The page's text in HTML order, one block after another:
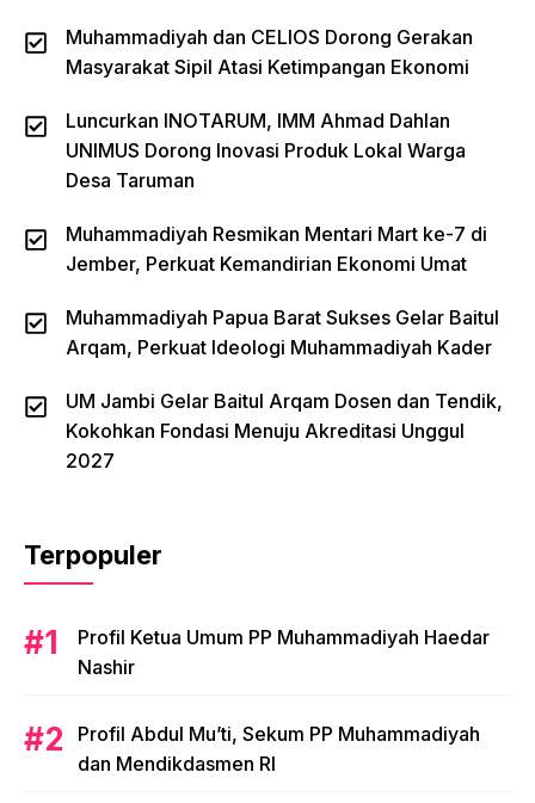
Muhammadiyah dan CELIOS Dorong Gerakan
Masyarakat Sipil Atasi Ketimpangan Ekonomi
Luncurkan INOTARUM, IMM Ahmad Dahlan
UNIMUS Dorong Inovasi Produk Lokal Warga
Desa Taruman
Muhammadiyah Resmikan Mentari Mart ke-7 di
Jember, Perkuat Kemandirian Ekonomi Umat
Muhammadiyah Papua Barat Sukses Gelar Baitul
Arqam, Perkuat Ideologi Muhammadiyah Kader
UM Jambi Gelar Baitul Arqam Dosen dan Tendik,
Kokohkan Fondasi Menuju Akreditasi Unggul
2027
Terpopuler
Profil Ketua Umum PP Muhammadiyah Haedar
Nashir
Profil Abdul Mu’ti, Sekum PP Muhammadiyah
dan Mendikdasmen RI